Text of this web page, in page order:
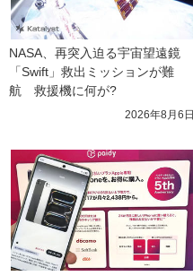
NASA、再突入迫る宇宙望遠鏡
「Swift」救出ミッションが難
航　救援機に何が?
2026年8月6日